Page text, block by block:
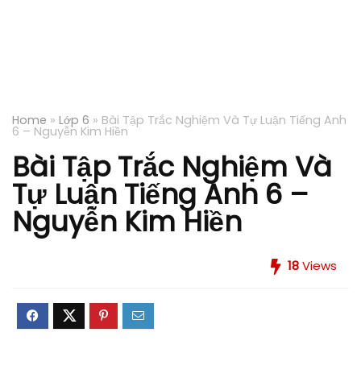
Home » Lớp 6 » Bài Tập Trắc Nghiệm Và Tự Luận Tiếng Anh
6 – Nguyễn Kim Hiền
Bài Tập Trắc Nghiệm Và
Tự Luận Tiếng Anh 6 –
Nguyễn Kim Hiền
18Views